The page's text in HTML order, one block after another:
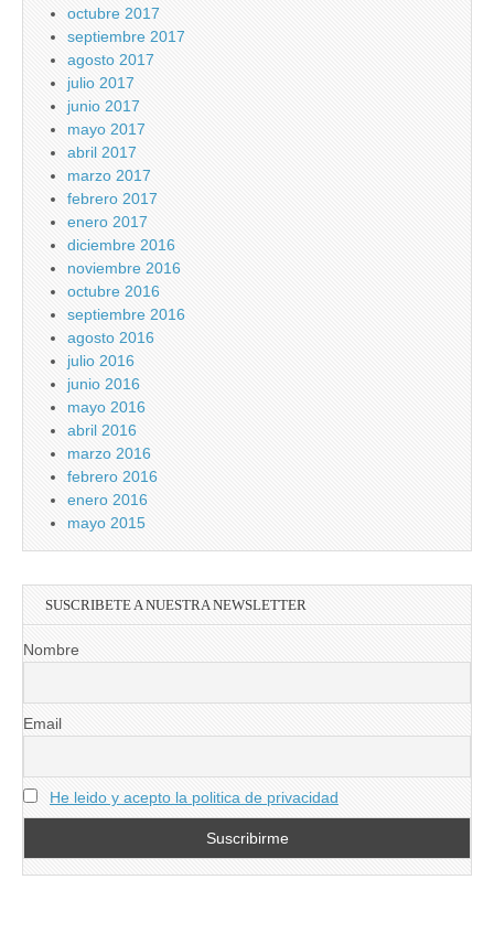
octubre 2017
septiembre 2017
agosto 2017
julio 2017
junio 2017
mayo 2017
abril 2017
marzo 2017
febrero 2017
enero 2017
diciembre 2016
noviembre 2016
octubre 2016
septiembre 2016
agosto 2016
julio 2016
junio 2016
mayo 2016
abril 2016
marzo 2016
febrero 2016
enero 2016
mayo 2015
SUSCRIBETE A NUESTRA NEWSLETTER
Nombre
Email
He leido y acepto la politica de privacidad